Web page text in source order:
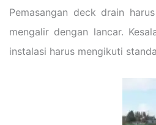
Pemasangan deck drain
mengalir dengan lancar.
instalasi harus mengikuti